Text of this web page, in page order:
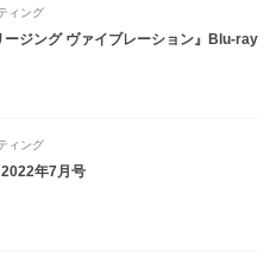
ィング
ージング ヴァイブレーション』Blu-ray
ィング
年7月号